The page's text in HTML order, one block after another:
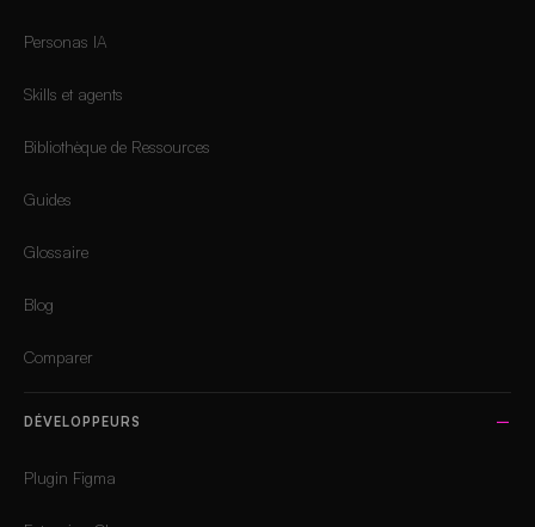
Personas IA
Skills et agents
Bibliothèque de Ressources
Guides
Glossaire
Blog
Comparer
DÉVELOPPEURS
Plugin Figma